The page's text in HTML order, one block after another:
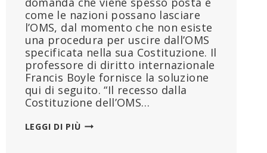
come le nazioni possano lasciare
l’OMS, dal momento che non esiste
una procedura per uscire dall’OMS
specificata nella sua Costituzione. Il
professore di diritto internazionale
Francis Boyle fornisce la soluzione
qui di seguito. “Il recesso dalla
Costituzione dell’OMS…
LEGGI DI PIÙUSCIRE